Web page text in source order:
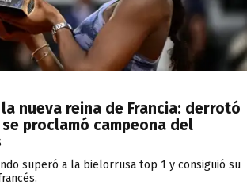
nueva reina de Francia: derrotó
proclamó campeona del
superó a la bielorrusa top 1 y consiguió su